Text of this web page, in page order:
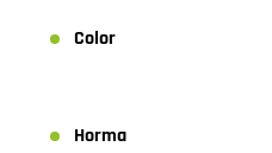
Color
Horma